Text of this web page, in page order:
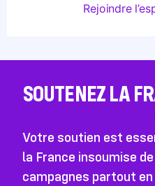
Rejoindre
SOUTENEZ LA
Votre soutien est
la France insoumise
campagnes partout